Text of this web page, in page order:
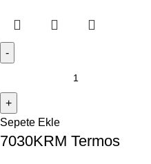
Sepete Ekle
7030KRM Termos